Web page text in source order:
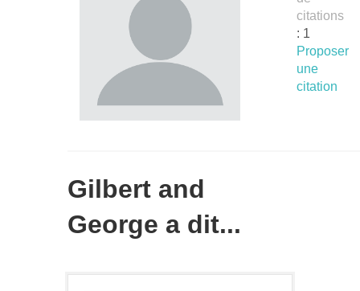
citations
: 1
Proposer
une
citation
Gilbert and
George a dit...